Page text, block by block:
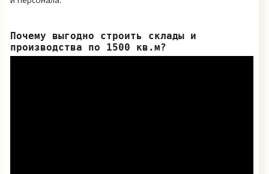
Почему выгодно строить склады и
производства по 1500 кв.м?